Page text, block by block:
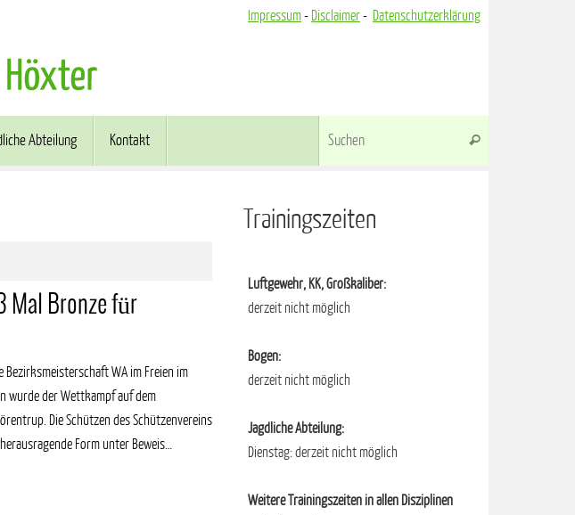
Impressum- Disclaimer- Datenschutzerklärung
Abteilung Kontakt Suchen
Mal Bronze für
Bezirksmeisterschaft WA im Freien im
wurde der Wettkampf auf dem
Die Schützen des Schützenvereins
Form unter Beweis…
Trainingszeiten
Luftgewehr, KK, Großkaliber:
derzeit nicht möglich
Bogen:
derzeit nicht möglich
Jagdliche Abteilung:
Dienstag: derzeit nicht möglich
Weitere Trainingszeiten in allen Disziplinen